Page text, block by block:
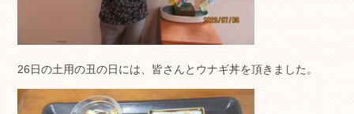
26日の土用の丑の日には、皆さんとウナギ丼を頂きました。